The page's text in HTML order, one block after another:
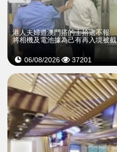
​港人夫婦遊澳門搭的士拾遺不報
將相機及電池據為己有再入境被截
06/08/2026 37201